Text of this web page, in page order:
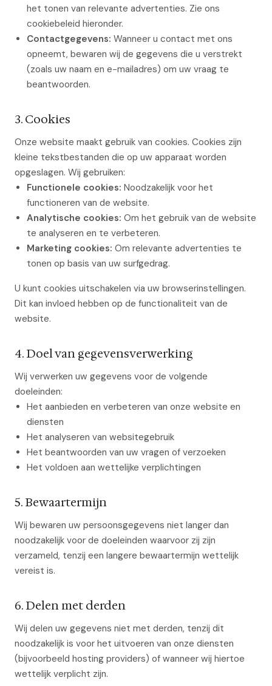
het tonen van relevante advertenties. Zie ons
cookiebeleid hieronder.
Contactgegevens: Wanneer u contact met ons
opneemt, bewaren wij de gegevens die u verstrekt
(zoals uw naam en e-mailadres) om uw vraag te
beantwoorden.
3. Cookies
Onze website maakt gebruik van cookies. Cookies zijn
kleine tekstbestanden die op uw apparaat worden
opgeslagen. Wij gebruiken:
Functionele cookies: Noodzakelijk voor het
functioneren van de website.
Analytische cookies: Om het gebruik van de website
te analyseren en te verbeteren.
Marketing cookies: Om relevante advertenties te
tonen op basis van uw surfgedrag.
U kunt cookies uitschakelen via uw browserinstellingen.
Dit kan invloed hebben op de functionaliteit van de
website.
4. Doel van gegevensverwerking
Wij verwerken uw gegevens voor de volgende
doeleinden:
Het aanbieden en verbeteren van onze website en
diensten
Het analyseren van websitegebruik
Het beantwoorden van uw vragen of verzoeken
Het voldoen aan wettelijke verplichtingen
5. Bewaartermijn
Wij bewaren uw persoonsgegevens niet langer dan
noodzakelijk voor de doeleinden waarvoor zij zijn
verzameld, tenzij een langere bewaartermijn wettelijk
vereist is.
6. Delen met derden
Wij delen uw gegevens niet met derden, tenzij dit
noodzakelijk is voor het uitvoeren van onze diensten
(bijvoorbeeld hosting providers) of wanneer wij hiertoe
wettelijk verplicht zijn.